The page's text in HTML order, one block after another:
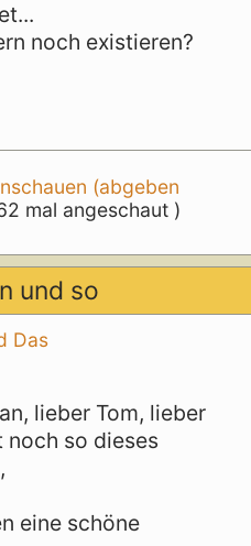
noch existieren?
(abgeben
mal angeschaut )
und so
Das
lieber Tom, lieber
noch so dieses
eine schöne